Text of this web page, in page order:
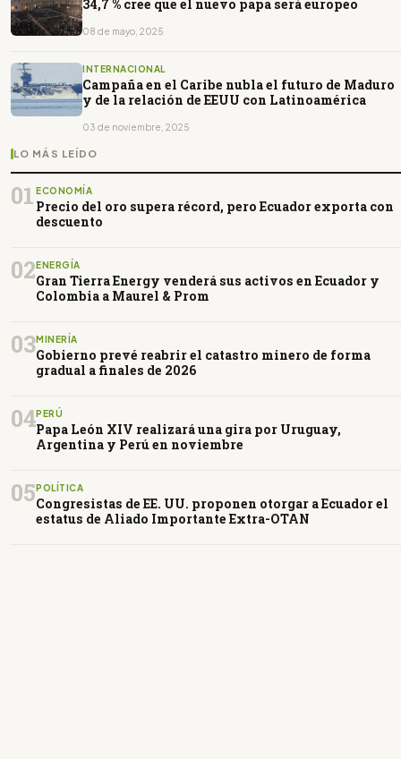
34,7 % cree que el nuevo papa será europeo
08 de mayo, 2025
INTERNACIONAL
Campaña en el Caribe nubla el futuro de Maduro
y de la relación de EEUU con Latinoamérica
03 de noviembre, 2025
LO MÁS LEÍDO
01 ECONOMÍA
Precio del oro supera récord, pero Ecuador exporta con
descuento
02ENERGÍA
Gran Tierra Energy venderá sus activos en Ecuador y
Colombia a Maurel & Prom
03MINERÍA
Gobierno prevé reabrir el catastro minero de forma
gradual a finales de 2026
04PERÚ
Papa León XIV realizará una gira por Uruguay,
Argentina y Perú en noviembre
05POLÍTICA
Congresistas de EE. UU. proponen otorgar a Ecuador el
estatus de Aliado Importante Extra-OTAN